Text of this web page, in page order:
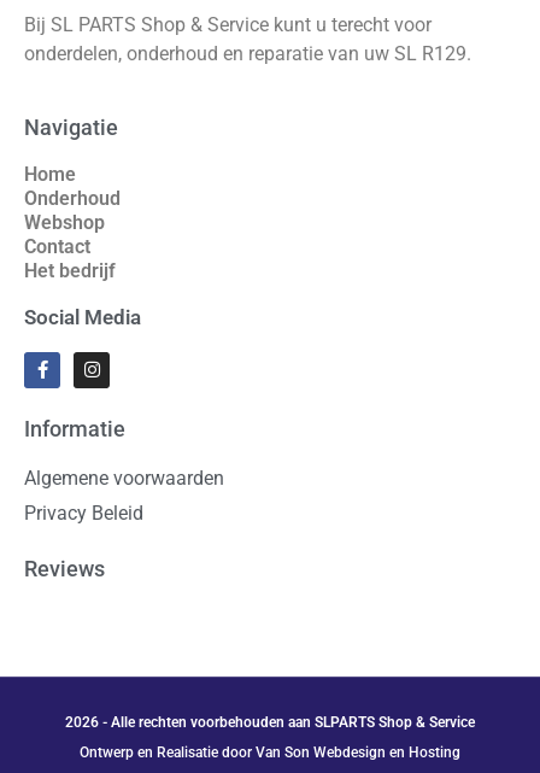
Bij SL PARTS Shop & Service kunt u terecht voor
onderdelen, onderhoud en reparatie van uw SL R129.
Navigatie
Home
Onderhoud
Webshop
Contact
Het bedrijf
Social Media
Informatie
Algemene voorwaarden
Privacy Beleid
Reviews
2026 - Alle rechten voorbehouden aan SLPARTS Shop & Service
Ontwerp en Realisatie door Van Son Webdesign en Hosting